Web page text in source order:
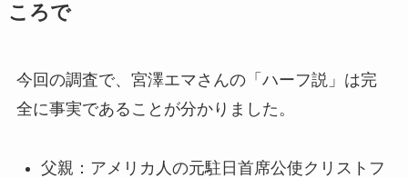
ころで
今回の調査で、宮澤エマさんの「ハーフ説」は完
全に事実であることが分かりました。
父親：アメリカ人の元駐日首席公使クリストフ